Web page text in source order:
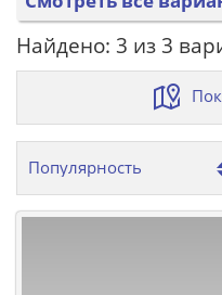
Найдено: 3 из 3